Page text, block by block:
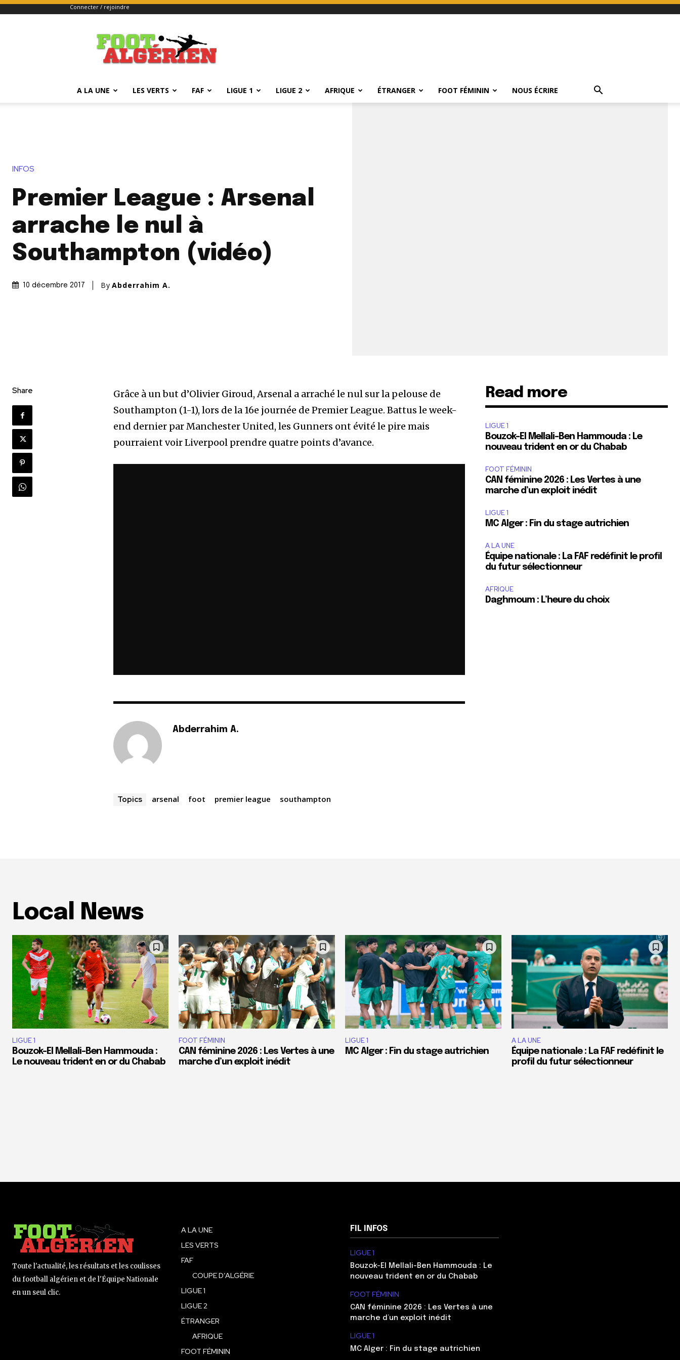
Connecter / rejoindre
FOOTALGERIEN
A LA UNE LES VERTS FAF LIGUE 1 LIGUE 2 AFRIQUE ÉTRANGER FOOT FÉMININ NOUS ÉCRIRE
INFOS
Premier League : Arsenal
arrache le nul à
Southampton (vidéo)
10 décembre 2017 By Abderrahim A.
Share
Grâce à un but d’Olivier Giroud, Arsenal a arraché le nul sur la pelouse de
Southampton (1-1), lors de la 16e journée de Premier League. Battus le week-
end dernier par Manchester United, les Gunners ont évité le pire mais
pourraient voir Liverpool prendre quatre points d’avance.
Abderrahim A.
Topics arsenal foot premier league southampton
Read more
LIGUE 1
Bouzok-El Mellali-Ben Hammouda : Le
nouveau trident en or du Chabab
FOOT FÉMININ
CAN féminine 2026 : Les Vertes à une
marche d’un exploit inédit
LIGUE 1
MC Alger : Fin du stage autrichien
A LA UNE
Équipe nationale : La FAF redéfinit le profil
du futur sélectionneur
AFRIQUE
Daghmoum : L’heure du choix
Local News
LIGUE 1
Bouzok-El Mellali-Ben Hammouda :
Le nouveau trident en or du Chabab
FOOT FÉMININ
CAN féminine 2026 : Les Vertes à une
marche d’un exploit inédit
LIGUE 1
MC Alger : Fin du stage autrichien
A LA UNE
Équipe nationale : La FAF redéfinit le
profil du futur sélectionneur
Toute l'actualité, les résultats et les coulisses
du football algérien et de l'Équipe Nationale
en un seul clic.
A LA UNE
LES VERTS
FAF
COUPE D’ALGÉRIE
LIGUE 1
LIGUE 2
ÉTRANGER
AFRIQUE
FOOT FÉMININ
FIL INFOS
LIGUE 1
Bouzok-El Mellali-Ben Hammouda : Le
nouveau trident en or du Chabab
FOOT FÉMININ
CAN féminine 2026 : Les Vertes à une
marche d’un exploit inédit
LIGUE 1
MC Alger : Fin du stage autrichien